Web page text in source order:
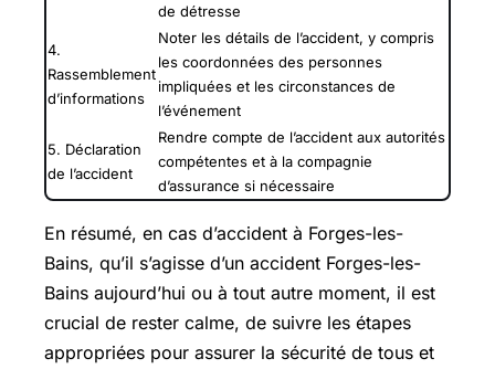
de détresse
4.
Rassemblement
d’informations
Noter les détails de l’accident, y compris
les coordonnées des personnes
impliquées et les circonstances de
l’événement
5. Déclaration
de l’accident
Rendre compte de l’accident aux autorités
compétentes et à la compagnie
d’assurance si nécessaire
En résumé, en cas d’accident à Forges-les-
Bains, qu’il s’agisse d’un accident Forges-les-
Bains aujourd’hui ou à tout autre moment, il est
crucial de rester calme, de suivre les étapes
appropriées pour assurer la sécurité de tous et